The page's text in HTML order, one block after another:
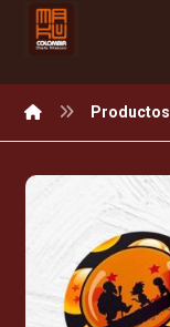
Productos